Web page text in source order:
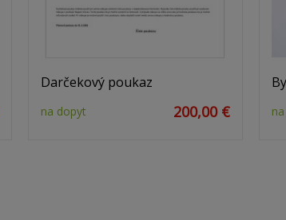
Darčekový poukaz
na dopyt 200,00 €